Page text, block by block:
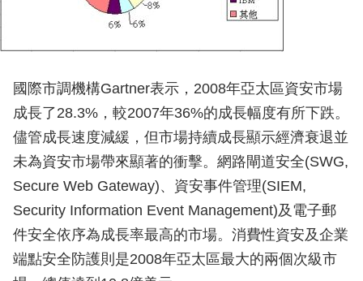
國際市調機構Gartner表示，2008年亞太區資安市場
成長了28.3%，較2007年36%的成長幅度有所下跌。
儘管成長速度減緩，但市場持續成長顯示經濟衰退並
未為資安市場帶來顯著的衝擊。網路閘道安全(SWG,
Secure Web Gateway)、資安事件管理(SIEM,
Security Information Event Management)及電子郵
件安全依序為成長率最高的市場。消費性資安及企業
端點安全防護則是2008年亞太區最大的兩個次級市